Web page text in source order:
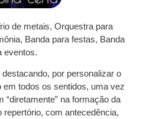
de metais, Orquestra para
Banda para festas, Banda
eventos.
por personalizar o
em todos os sentidos, uma vez
“diretamente” na formação da
repertório, com antecedência,